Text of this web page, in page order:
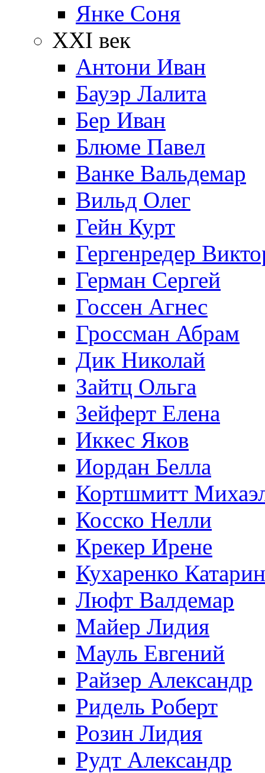
Янке Соня
XXI век
Антони Иван
Бауэр Лалита
Бер Иван
Блюме Павел
Ванке Вальдемар
Вильд Олег
Гейн Курт
Гергенредер
Герман Сергей
Госсен Агнес
Гроссман Абрам
Дик Николай
Зайтц Ольга
Зейферт Елена
Иккес Яков
Иордан Белла
Кортшмитт
Косско Нелли
Крекер Ирене
Кухаренко
Люфт Валдемaр
Майер Лидия
Мауль Евгений
Райзер Александр
Ридель Роберт
Розин Лидия
Рудт Александр